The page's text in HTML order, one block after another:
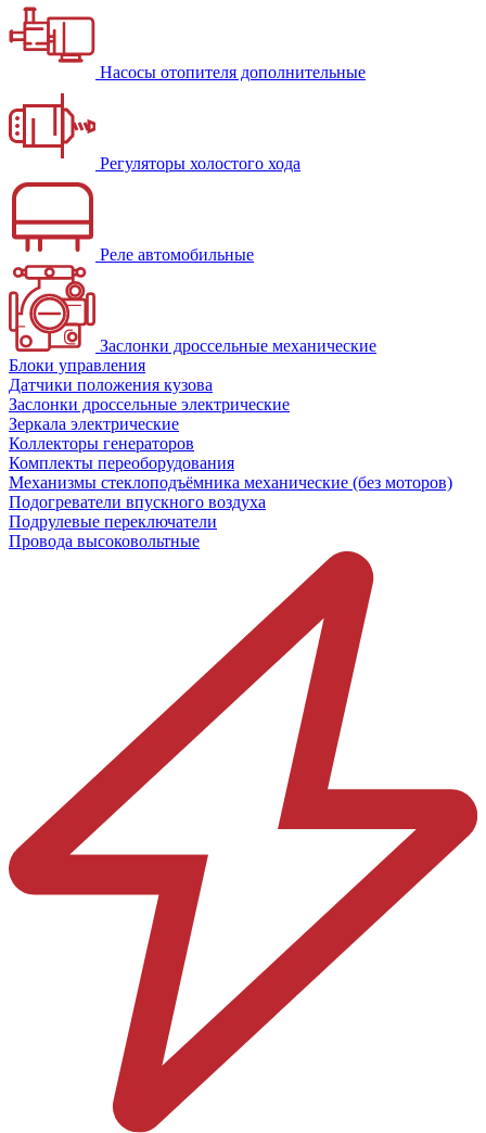
Насосы отопителя дополнительные
Регуляторы холостого хода
Реле автомобильные
Заслонки дроссельные механические
Блоки управления
Датчики положения кузова
Заслонки дроссельные электрические
Зеркала электрические
Коллекторы генераторов
Комплекты переоборудования
Механизмы стеклоподъёмника механические (без моторов)
Подогреватели впускного воздуха
Подрулевые переключатели
Провода высоковольтные